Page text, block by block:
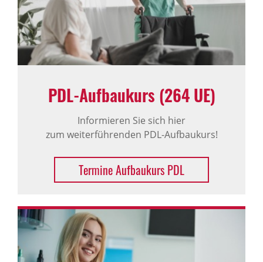
PDL-Aufbaukurs (264 UE)
Informieren Sie sich hier
zum weiterführenden PDL-Aufbaukurs!
Termine Aufbaukurs PDL